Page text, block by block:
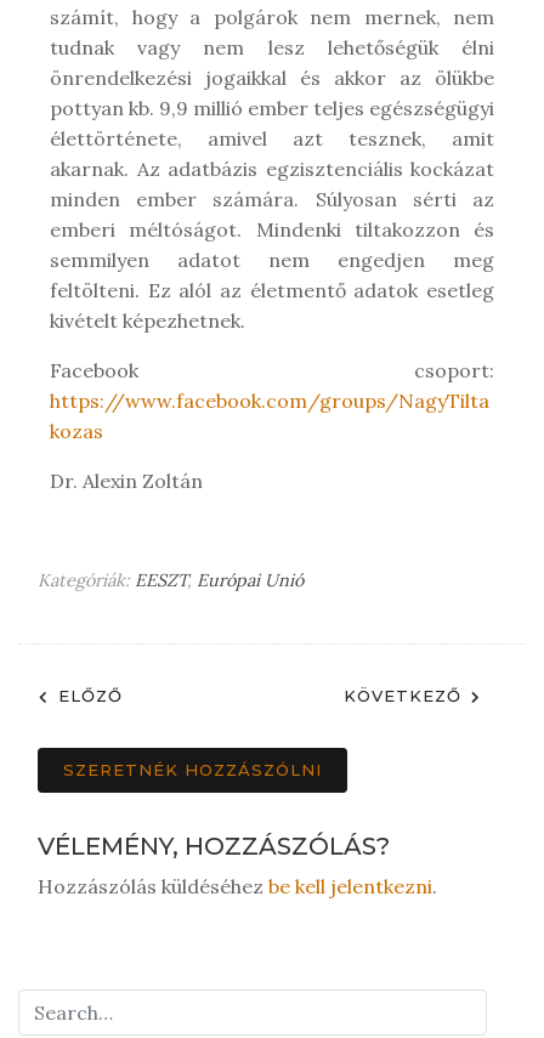
számít, hogy a polgárok nem mernek, nem
tudnak vagy nem lesz lehetőségük élni
önrendelkezési jogaikkal és akkor az ölükbe
pottyan kb. 9,9 millió ember teljes egészségügyi
élettörténete, amivel azt tesznek, amit
akarnak. Az adatbázis egzisztenciális kockázat
minden ember számára. Súlyosan sérti az
emberi méltóságot. Mindenki tiltakozzon és
semmilyen adatot nem engedjen meg
feltölteni. Ez alól az életmentő adatok esetleg
kivételt képezhetnek.
Facebook csoport:
https://www.facebook.com/groups/NagyTilta
kozas
Dr. Alexin Zoltán
Kategóriák: EESZT, Európai Unió
ELŐZŐ KÖVETKEZŐ
SZERETNÉK HOZZÁSZÓLNI
VÉLEMÉNY, HOZZÁSZÓLÁS?
Hozzászólás küldéséhez be kell jelentkezni.